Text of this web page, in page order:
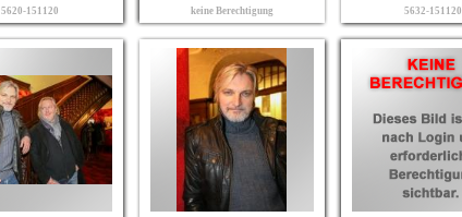
5620-151120 keine Berechtigung 5632-151120